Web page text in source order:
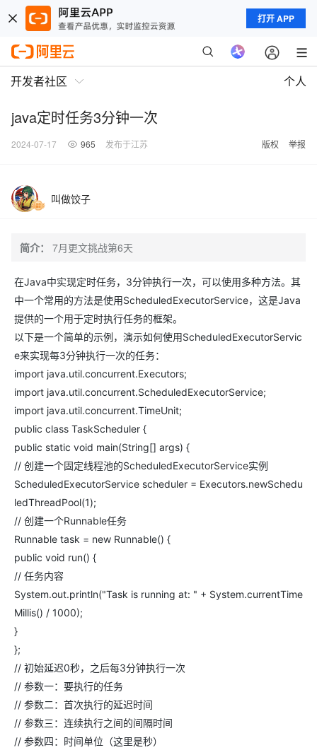
打开 APP
开发者社区 个人
java定时任务3分钟一次
2024-07-17 965 发布于江苏 版权 举报
叫做饺子
简介： 7月更文挑战第6天
在Java中实现定时任务，3分钟执行一次，可以使用多种方法。其
中一个常用的方法是使用​​ScheduledExecutorService​​​，这是Java
提供的一个用于定时执行任务的框架。
以下是一个简单的示例，演示如何使用​​​ScheduledExecutorServic
e​​来实现每3分钟执行一次的任务：
import java.util.concurrent.Executors;
import java.util.concurrent.ScheduledExecutorService;
import java.util.concurrent.TimeUnit;
public class TaskScheduler {
public static void main(String[] args) {
// 创建一个固定线程池的ScheduledExecutorService实例
ScheduledExecutorService scheduler = Executors.newSchedu
ledThreadPool(1);
// 创建一个Runnable任务
Runnable task = new Runnable() {
public void run() {
// 任务内容
System.out.println("Task is running at: " + System.currentTime
Millis() / 1000);
}
};
// 初始延迟0秒，之后每3分钟执行一次
// 参数一：要执行的任务
// 参数二：首次执行的延迟时间
// 参数三：连续执行之间的间隔时间
// 参数四：时间单位（这里是秒）